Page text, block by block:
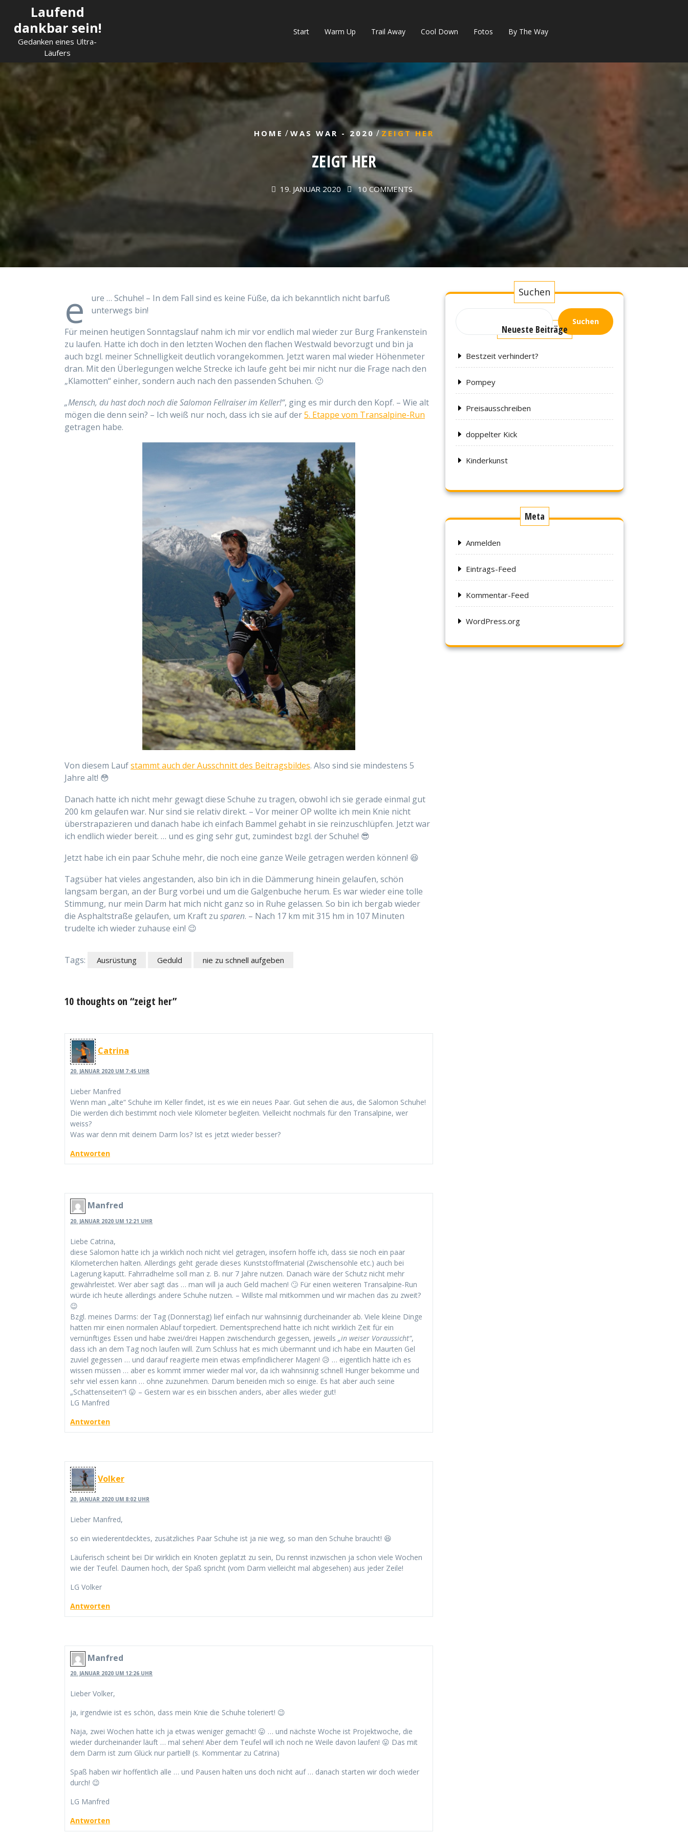
content
Laufend
dankbar sein!
Gedanken eines Ultra-
Läufers
Start Warm Up Trail Away Cool Down Fotos By The Way
HOME / WAS WAR - 2020/ZEIGT HER
ZEIGT HER
19. JANUAR 2020 10 COMMENTS
e
ure … Schuhe! – In dem Fall sind es keine Füße, da ich bekanntlich nicht barfuß
unterwegs bin!
Für meinen heutigen Sonntagslauf nahm ich mir vor endlich mal wieder zur Burg Frankenstein
zu laufen. Hatte ich doch in den letzten Wochen den flachen Westwald bevorzugt und bin ja
auch bzgl. meiner Schnelligkeit deutlich vorangekommen. Jetzt waren mal wieder Höhenmeter
dran. Mit den Überlegungen welche Strecke ich laufe geht bei mir nicht nur die Frage nach den
„Klamotten“ einher, sondern auch nach den passenden Schuhen. 🙂
„Mensch, du hast doch noch die Salomon Fellraiser im Keller!“, ging es mir durch den Kopf. – Wie alt
mögen die denn sein? – Ich weiß nur noch, dass ich sie auf der5. Etappe vom Transalpine-Run
getragen habe.
Von diesem Laufstammt auch der Ausschnitt des Beitragsbildes. Also sind sie mindestens 5
Jahre alt! 😳
Danach hatte ich nicht mehr gewagt diese Schuhe zu tragen, obwohl ich sie gerade einmal gut
200 km gelaufen war. Nur sind sie relativ direkt. – Vor meiner OP wollte ich mein Knie nicht
überstrapazieren und danach habe ich einfach Bammel gehabt in sie reinzuschlüpfen. Jetzt war
ich endlich wieder bereit. … und es ging sehr gut, zumindest bzgl. der Schuhe! 😎
Jetzt habe ich ein paar Schuhe mehr, die noch eine ganze Weile getragen werden können! 😆
Tagsüber hat vieles angestanden, also bin ich in die Dämmerung hinein gelaufen, schön
langsam bergan, an der Burg vorbei und um die Galgenbuche herum. Es war wieder eine tolle
Stimmung, nur mein Darm hat mich nicht ganz so in Ruhe gelassen. So bin ich bergab wieder
die Asphaltstraße gelaufen, um Kraft zu sparen. – Nach 17 km mit 315 hm in 107 Minuten
trudelte ich wieder zuhause ein! 😉
Tags: Ausrüstung Geduld nie zu schnell aufgeben
10 thoughts on “zeigt her”
Catrina
20. JANUAR 2020 UM 7:45 UHR
Lieber Manfred
Wenn man „alte“ Schuhe im Keller findet, ist es wie ein neues Paar. Gut sehen die aus, die Salomon Schuhe!
Die werden dich bestimmt noch viele Kilometer begleiten. Vielleicht nochmals für den Transalpine, wer
weiss?
Was war denn mit deinem Darm los? Ist es jetzt wieder besser?
Antworten
Manfred
20. JANUAR 2020 UM 12:21 UHR
Liebe Catrina,
diese Salomon hatte ich ja wirklich noch nicht viel getragen, insofern hoffe ich, dass sie noch ein paar
Kilometerchen halten. Allerdings geht gerade dieses Kunststoffmaterial (Zwischensohle etc.) auch bei
Lagerung kaputt. Fahrradhelme soll man z. B. nur 7 Jahre nutzen. Danach wäre der Schutz nicht mehr
gewährleistet. Wer aber sagt das … man will ja auch Geld machen! 🙄 Für einen weiteren Transalpine-Run
würde ich heute allerdings andere Schuhe nutzen. – Willste mal mitkommen und wir machen das zu zweit?
😉
Bzgl. meines Darms: der Tag (Donnerstag) lief einfach nur wahnsinnig durcheinander ab. Viele kleine Dinge
hatten mir einen normalen Ablauf torpediert. Dementsprechend hatte ich nicht wirklich Zeit für ein
vernünftiges Essen und habe zwei/drei Happen zwischendurch gegessen, jeweils „in weiser Voraussicht“,
dass ich an dem Tag noch laufen will. Zum Schluss hat es mich übermannt und ich habe ein Maurten Gel
zuviel gegessen … und darauf reagierte mein etwas empfindlicherer Magen! 😥 … eigentlich hätte ich es
wissen müssen … aber es kommt immer wieder mal vor, da ich wahnsinnig schnell Hunger bekomme und
sehr viel essen kann … ohne zuzunehmen. Darum beneiden mich so einige. Es hat aber auch seine
„Schattenseiten“! 😛 – Gestern war es ein bisschen anders, aber alles wieder gut!
LG Manfred
Antworten
Volker
20. JANUAR 2020 UM 8:02 UHR
Lieber Manfred,
so ein wiederentdecktes, zusätzliches Paar Schuhe ist ja nie weg, so man den Schuhe braucht! 😆
Läuferisch scheint bei Dir wirklich ein Knoten geplatzt zu sein, Du rennst inzwischen ja schon viele Wochen
wie der Teufel. Daumen hoch, der Spaß spricht (vom Darm vielleicht mal abgesehen) aus jeder Zeile!
LG Volker
Antworten
Manfred
20. JANUAR 2020 UM 12:26 UHR
Lieber Volker,
ja, irgendwie ist es schön, dass mein Knie die Schuhe toleriert! 😉
Naja, zwei Wochen hatte ich ja etwas weniger gemacht! 😛 … und nächste Woche ist Projektwoche, die
wieder durcheinander läuft … mal sehen! Aber dem Teufel will ich noch ne Weile davon laufen! 😛 Das mit
dem Darm ist zum Glück nur partiell! (s. Kommentar zu Catrina)
Spaß haben wir hoffentlich alle … und Pausen halten uns doch nicht auf … danach starten wir doch wieder
durch! 😉
LG Manfred
Antworten
Suchen
Suchen
Neueste Beiträge
Bestzeit verhindert?
Pompey
Preisausschreiben
doppelter Kick
Kinderkunst
Meta
Anmelden
Eintrags-Feed
Kommentar-Feed
WordPress.org